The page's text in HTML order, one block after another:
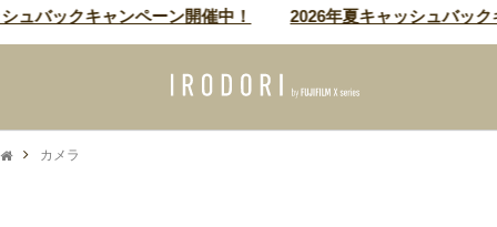
ュバックキャンペーン開催中！ 2026年夏キャッシュバック
カメラ